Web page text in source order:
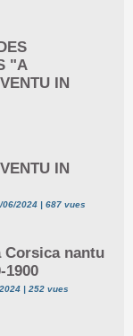
"A
IN
IN
2024 | 687 vues
Corsica nantu
1900
| 252 vues